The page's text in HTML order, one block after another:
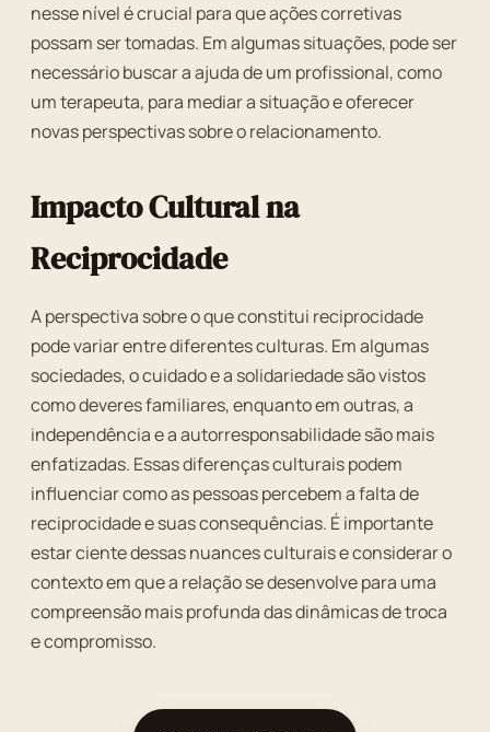
nesse nível é crucial para que ações corretivas
possam ser tomadas. Em algumas situações, pode ser
necessário buscar a ajuda de um profissional, como
um terapeuta, para mediar a situação e oferecer
novas perspectivas sobre o relacionamento.
Impacto Cultural na
Reciprocidade
A perspectiva sobre o que constitui reciprocidade
pode variar entre diferentes culturas. Em algumas
sociedades, o cuidado e a solidariedade são vistos
como deveres familiares, enquanto em outras, a
independência e a autorresponsabilidade são mais
enfatizadas. Essas diferenças culturais podem
influenciar como as pessoas percebem a falta de
reciprocidade e suas consequências. É importante
estar ciente dessas nuances culturais e considerar o
contexto em que a relação se desenvolve para uma
compreensão mais profunda das dinâmicas de troca
e compromisso.